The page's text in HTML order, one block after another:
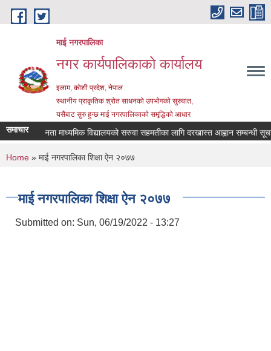
Skip to main content
माई नगरपालिका
नगर कार्यपालिकाको कार्यालय
इलाम, कोशी प्रदेश, नेपाल
स्थानीय प्राकृतिक श्रोत साधनको उपभोगको सुरुवात,
यसैबाट सुरु हुन्छ माई नगरपालिकाको समृद्धिको आधार
समाचार
श्री जनता माध्यमिक विद्यालयको सरुवा सहमतीका लागि दरखास्त आह्वान सम्बन्धी सूचना
You are here
Home » माई नगरपालिका शिक्षा ऐन २०७७
माई नगरपालिका शिक्षा ऐन २०७७
Submitted on: Sun, 06/19/2022 - 13:27